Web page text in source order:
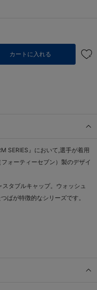
カートに入れる
SERIES』において,選手が着用
ォーティーセブン）製のデザイ
タブルキャップ。ウォッシュ
ばが特徴的なシリーズです。